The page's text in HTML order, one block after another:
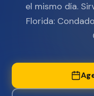
el mismo día.
Florida: